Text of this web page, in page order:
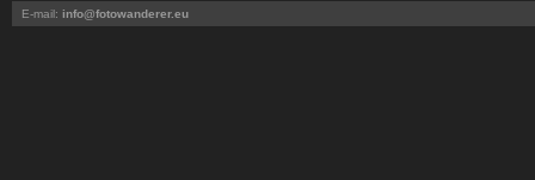
E-mail: info@fotowanderer.eu